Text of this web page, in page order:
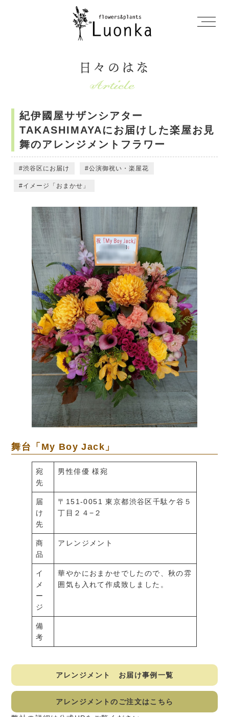
日々のはな
紀伊國屋サザンシアター
TAKASHIMAYAにお届けした楽屋お見
舞のアレンジメントフラワー
渋谷区にお届け 公演御祝い・楽屋花
イメージ「おまかせ」
舞台「My Boy Jack」
宛
先
男性俳優 様宛
届
け
先
〒151-0051 東京都渋谷区千駄ケ谷５
丁目２４−２
商
品
アレンジメント
イ
メ
ー
ジ
華やかにおまかせでしたので、秋の雰
囲気も入れて作成致しました。
備
考
アレンジメント お届け事例一覧
アレンジメントのご注文はこちら